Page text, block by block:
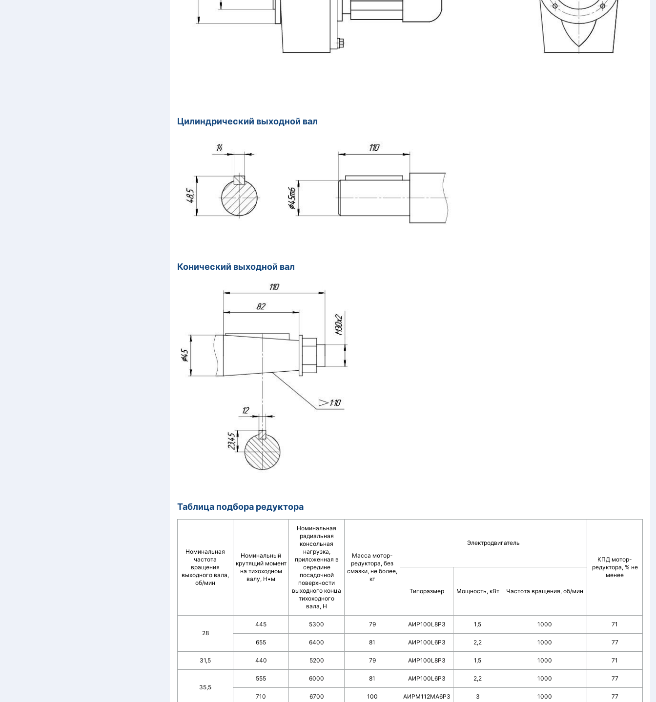
Цилиндрический выходной вал
Конический выходной вал
Таблица подбора редуктора
Номинальная
частота
вращения
выходного вала,
об/мин
Номинальный
крутящий момент
на тихоходном
валу, Н•м
Номинальная
радиальная
консольная
нагрузка,
приложенная в
середине
посадочной
поверхности
выходного конца
тихоходного
вала, Н
Масса мотор-
редуктора, без
смазки, не более,
кг
Электродвигатель
КПД мотор-
редуктора, % не
менее
Типоразмер Мощность, кВт Частота вращения, об/мин
28
445 5300 79 AИP100L8P3 1,5 1000 71
655 6400 81 AИP100L6P3 2,2 1000 77
31,5 440 5200 79 AИP100L8P3 1,5 1000 71
35,5
555 6000 81 AИP100L6P3 2,2 1000 77
710 6700 100 АИРМ112МА6РЗ 3 1000 77